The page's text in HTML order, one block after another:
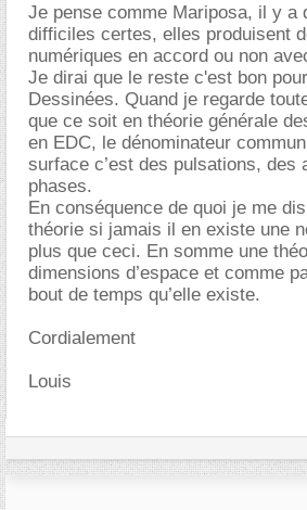
Je pense comme Mariposa, il y a
difficiles certes, elles produisent
numériques en accord ou non
Je dirai que le reste c'est bon
Dessinées. Quand je regarde
que ce soit en théorie générale
en EDC, le dénominateur
surface c’est des pulsations, des
phases.
En conséquence de quoi je me dis
théorie si jamais il en existe une
plus que ceci. En somme une
dimensions d’espace et comme
bout de temps qu’elle existe.
Cordialement
Louis